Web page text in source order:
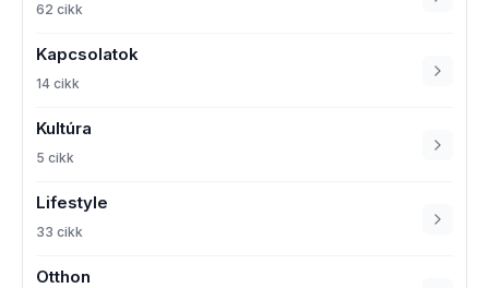
62 cikk
Kapcsolatok
14 cikk
Kultúra
5 cikk
Lifestyle
33 cikk
Otthon